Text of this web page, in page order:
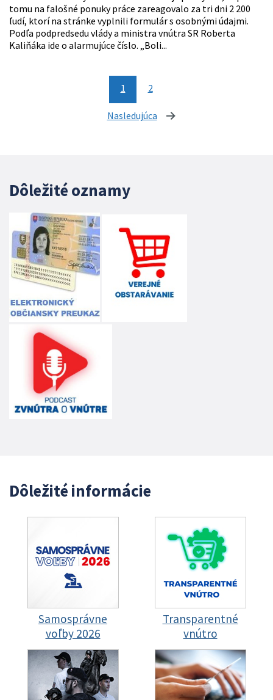
tomu na falošné ponuky práce zareagovalo za tri dni 2 200
ľudí, ktorí na stránke vyplnili formulár s osobnými údajmi.
Podľa podpredsedu vlády a ministra vnútra SR Roberta
Kaliňáka ide o alarmujúce číslo. „Boli...
1 2
Nasledujúca stránka
Dôležité oznamy
Dôležité informácie
Samosprávne
voľby 2026
Transparentné
vnútro